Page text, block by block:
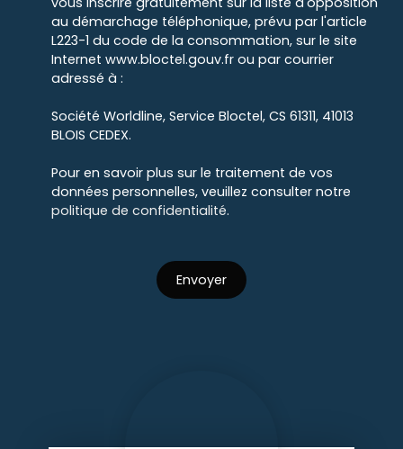
au démarchage téléphonique, prévu par l'article
L223-1 du code de la consommation, sur le site
Internet www.bloctel.gouv.fr ou par courrier
adressé à :
Société Worldline, Service Bloctel, CS 61311, 41013
BLOIS CEDEX.
Pour en savoir plus sur le traitement de vos
données personnelles, veuillez consulter notre
politique de confidentialité.
Envoyer